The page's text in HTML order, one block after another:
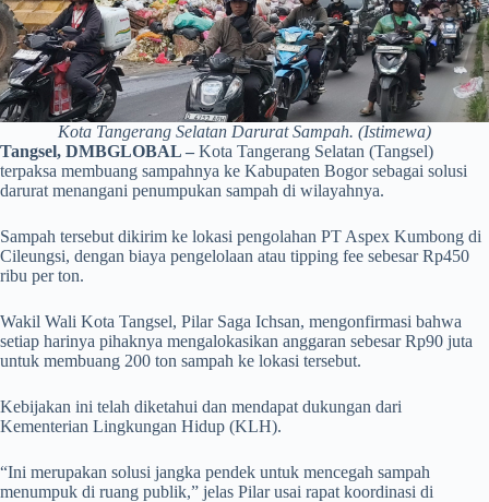
Kota Tangerang Selatan Darurat Sampah. (Istimewa)
Tangsel, DMBGLOBAL – Kota Tangerang Selatan (Tangsel)
terpaksa membuang sampahnya ke Kabupaten Bogor sebagai solusi
darurat menangani penumpukan sampah di wilayahnya.
Sampah tersebut dikirim ke lokasi pengolahan PT Aspex Kumbong di
Cileungsi, dengan biaya pengelolaan atau tipping fee sebesar Rp450
ribu per ton.
Wakil Wali Kota Tangsel, Pilar Saga Ichsan, mengonfirmasi bahwa
setiap harinya pihaknya mengalokasikan anggaran sebesar Rp90 juta
untuk membuang 200 ton sampah ke lokasi tersebut.
Kebijakan ini telah diketahui dan mendapat dukungan dari
Kementerian Lingkungan Hidup (KLH).
“Ini merupakan solusi jangka pendek untuk mencegah sampah
menumpuk di ruang publik,” jelas Pilar usai rapat koordinasi di